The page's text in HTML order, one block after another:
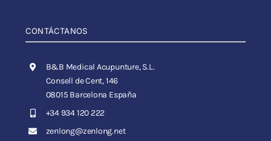
CONTÁCTANOS
B&B Medical Acupunture, S.L.
Consell de Cent, 146
08015 Barcelona España
+34 934 120 222
zenlong@zenlong.net